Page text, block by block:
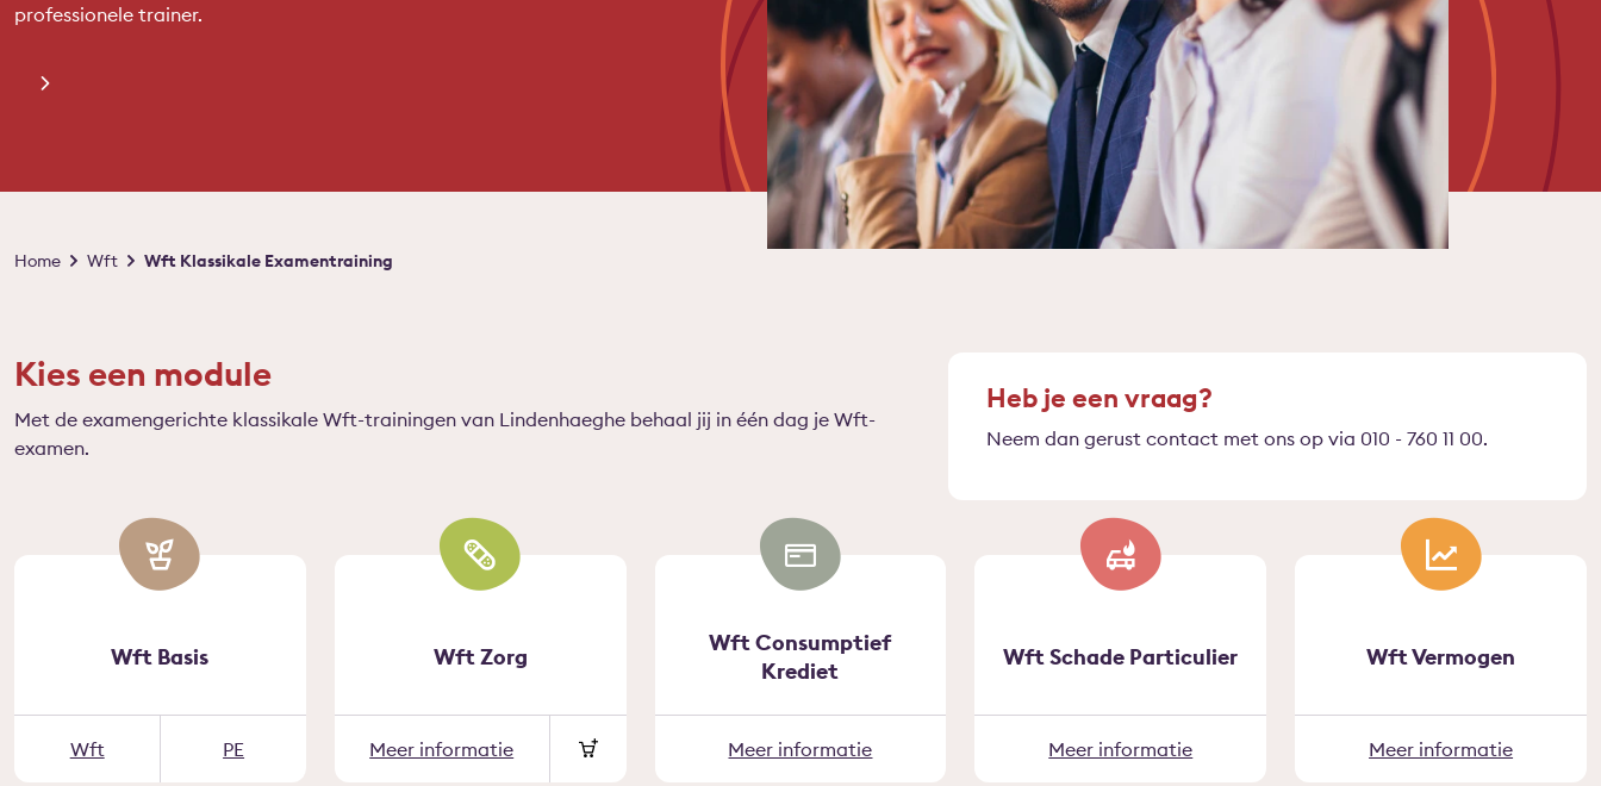
professionele trainer.
Kruimelpad
Home Wft Wft Klassikale Examentraining
Kies een module
Met de examengerichte klassikale Wft-trainingen van Lindenhaeghe behaal jij in één dag je Wft-
examen.
Heb je een vraag?
Neem dan gerust contact met ons op via 010 - 760 11 00.
Wft Basis
Wft PE
Wft Zorg
Meer informatie
Wft Consumptief
Krediet
Meer informatie
Wft Schade Particulier
Meer informatie
Wft Vermogen
Meer informatie